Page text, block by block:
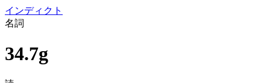
インディクト
名詞
34.7g